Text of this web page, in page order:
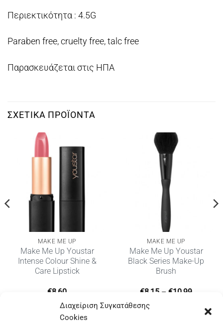
Διαχείριση Συγκατάθεσης
Cookies
Περιεκτικότητα : 4.5G
Paraben free, cruelty free, talc free
Παρασκευάζεται στις ΗΠΑ
ΣΧΕΤΙΚΆ ΠΡΟΪΌΝΤΑ
MAKE ME UP
Make Me Up Youstar
Intense Colour Shine &
Care Lipstick
€8,60
MAKE ME UP
Make Me Up Youstar
Black Series Make-Up
Brush
€8,15 – €10,99Price
€8,15
through